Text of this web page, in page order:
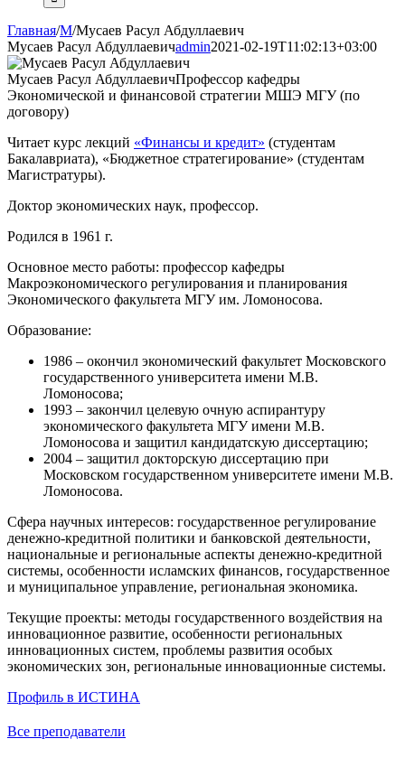
Главная/М/Мусаев Расул Абдуллаевич
Мусаев Расул Абдуллаевичadmin2021-02-19T11:02:13+03:00
Мусаев Расул АбдуллаевичПрофессор кафедры
Экономической и финансовой стратегии МШЭ МГУ (по
договору)
Читает курс лекций «Финансы и кредит» (студентам
Бакалавриата), «Бюджетное стратегирование» (студентам
Магистратуры).
Доктор экономических наук, профессор.
Родился в 1961 г.
Основное место работы: профессор кафедры
Макроэкономического регулирования и планирования
Экономического факультета МГУ им. Ломоносова.
Образование:
1986 – окончил экономический факультет Московского
государственного университета имени М.В.
Ломоносова;
1993 – закончил целевую очную аспирантуру
экономического факультета МГУ имени М.В.
Ломоносова и защитил кандидатскую диссертацию;
2004 – защитил докторскую диссертацию при
Московском государственном университете имени М.В.
Ломоносова.
Сфера научных интересов: государственное регулирование
денежно-кредитной политики и банковской деятельности,
национальные и региональные аспекты денежно-кредитной
системы, особенности исламских финансов, государственное
и муниципальное управление, региональная экономика.
Текущие проекты: методы государственного воздействия на
инновационное развитие, особенности региональных
инновационных систем, проблемы развития особых
экономических зон, региональные инновационные системы.
Профиль в ИСТИНА
Все преподаватели